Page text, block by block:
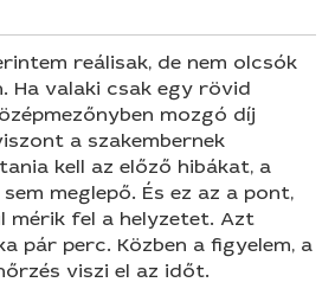
reálisak, de nem olcsók
Ha valaki csak egy rövid
mozgó díj
a szakembernek
kell az előző hibákat, a
meglepő. És ez az a pont,
mérik fel a helyzetet. Azt
pár perc. Közben a figyelem, a
viszi el az időt.